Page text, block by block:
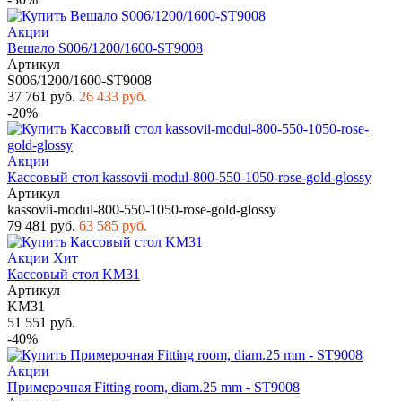
Акции
Вешало S006/1200/1600-ST9008
Артикул
S006/1200/1600-ST9008
37 761 руб. 26 433 руб.
-20%
Акции
Кассовый стол kassovii-modul-800-550-1050-rose-gold-glossy
Артикул
kassovii-modul-800-550-1050-rose-gold-glossy
79 481 руб. 63 585 руб.
Акции Хит
Кассовый стол KM31
Артикул
KM31
51 551 руб.
-40%
Акции
Примерочная Fitting room, diam.25 mm - ST9008